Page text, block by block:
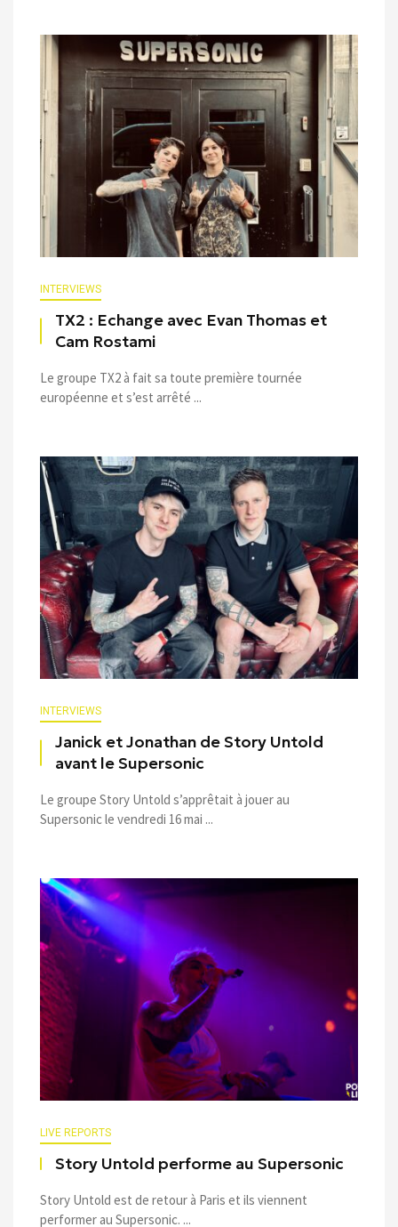
INTERVIEWS
TX2 : Echange avec Evan Thomas et
Cam Rostami
Le groupe TX2 à fait sa toute première tournée
européenne et s’est arrêté ...
INTERVIEWS
Janick et Jonathan de Story Untold
avant le Supersonic
Le groupe Story Untold s’apprêtait à jouer au
Supersonic le vendredi 16 mai ...
LIVE REPORTS
Story Untold performe au Supersonic
Story Untold est de retour à Paris et ils viennent
performer au Supersonic. ...